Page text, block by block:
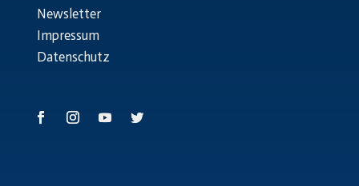
Newsletter
Impressum
Datenschutz